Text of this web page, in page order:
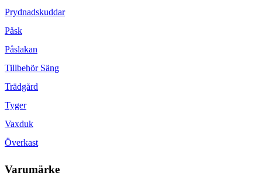
Prydnadskuddar
Påsk
Påslakan
Tillbehör Säng
Trädgård
Tyger
Vaxduk
Överkast
Varumärke